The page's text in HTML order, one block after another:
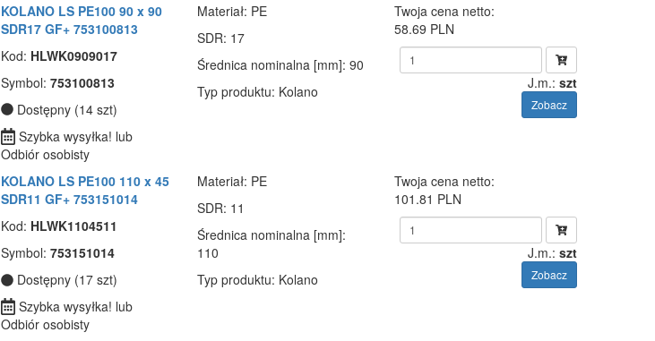
KOLANO LS PE100 90 x 90
SDR17 GF+ 753100813
Kod: HLWK0909017
Symbol: 753100813
Dostępny (14 szt)
Szybka wysyłka! lub
Odbiór osobisty
Materiał: PE
SDR: 17
Średnica nominalna [mm]: 90
Typ produktu: Kolano
Twoja cena netto:
58.69 PLN
J.m.: szt
Zobacz
KOLANO LS PE100 110 x 45
SDR11 GF+ 753151014
Kod: HLWK1104511
Symbol: 753151014
Dostępny (17 szt)
Szybka wysyłka! lub
Odbiór osobisty
Materiał: PE
SDR: 11
Średnica nominalna [mm]:
110
Typ produktu: Kolano
Twoja cena netto:
101.81 PLN
J.m.: szt
Zobacz